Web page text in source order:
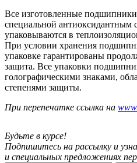
Все изготовленные
специальной антиоксидантным
упаковываются в
При условии хранения
упаковке гарантированы
защита. Все упаковки
голографическими знаками,
степенями защиты.
При перепечатке ссылка на
Будьте в курсе!
Подпишитесь на рассылку и
и специальных предложениях